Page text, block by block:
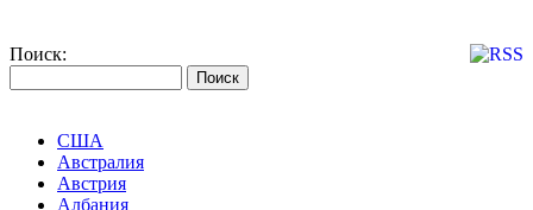
Поиск:
США
Австралия
Австрия
Албания